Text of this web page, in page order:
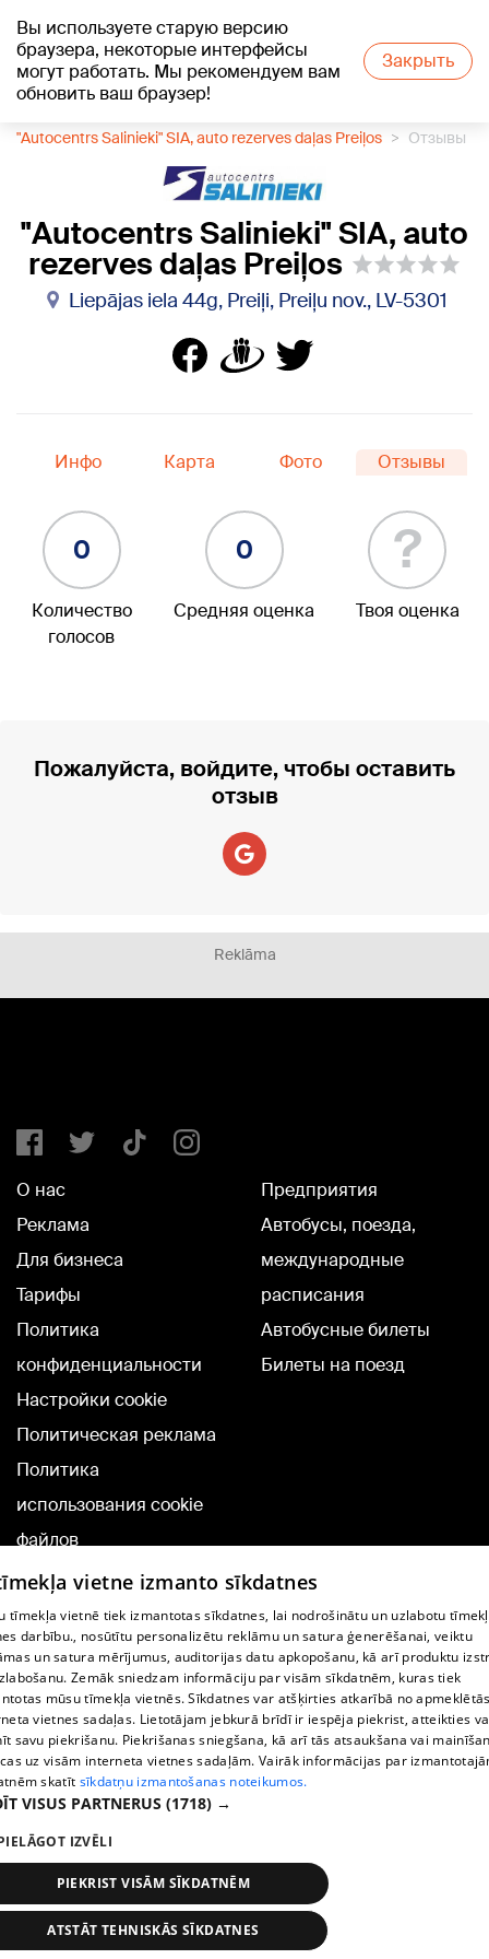
Вы используете старую версию
браузера, некоторые интерфейсы
могут работать. Мы рекомендуем вам
обновить ваш браузер!
Закрыть
+18°C
"Autocentrs Salinieki" SIA, auto rezerves daļas Preiļos
Отзывы
"Autocentrs Salinieki" SIA, auto
rezerves daļas Preiļos
Liepājas iela 44g, Preiļi, Preiļu nov., LV-5301
Инфо Карта Фото Отзывы
0
Количество
голосов
0
Средняя оценка
?
Твоя оценка
Пожалуйста, войдите, чтобы оставить
отзыв
Reklāma
О нас
Реклама
Для бизнеса
Тарифы
Политика
конфиденциальности
Настройки cookie
Политическая реклама
Политика
использования cookie
файлов
Добавление
комментариев
Предприятия
Автобусы, поезда,
международные
расписания
Автобусные билеты
Билеты на поезд
TВ-программа
Условия договора
360 Ziņu kontakti
Helio Media
Служба помощи портала: э-почта -
All rights reserved.
Новости Искать 1188 play Транспорт
vietne izmanto sīkdatnes
tīmekļa vietnē tiek izmantotas sīkdatnes, lai nodrošinātu un uzlabotu
darbību., nosūtītu personalizētu reklāmu un satura ģenerēšanai, veiktu
un satura mērījumus, auditorijas datu apkopošanu, kā arī produktu
Zemāk sniedzam informāciju par visām sīkdatnēm, kuras tiek
mūsu tīmekļa vietnēs. Sīkdatnes var atšķirties atkarībā no
vietnes sadaļas. Lietotājam jebkurā brīdī ir iespēja piekrist, atteikties
savu piekrišanu. Piekrišanas sniegšana, kā arī tās atsaukšana vai
uz visām interneta vietnes sadaļām. Vairāk informācijas par
skatīt sīkdatņu izmantošanas noteikumos.
VISUS PARTNERUS (1718) →
IZVĒLI
PIEKRIST VISĀM SĪKDATNĒM
ATSTĀT TEHNISKĀS SĪKDATNES